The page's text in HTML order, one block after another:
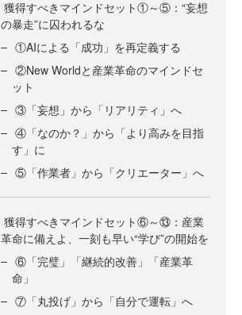
獲得すべきマインドセット①～⑤：“妄想
の暴走”に囚われるな
①AIによる「成功」を再定義する
②New Worldと産業革命のマインドセ
ット
③「妄想」から「リアリティ」へ
④「なのか？」から「より高みを目指
す」に
⑤「作業者」から「クリエーター」へ
獲得すべきマインドセット⑥～⑬：産業
革命に備えよ、一刻も早い“学び”の開始を
⑥「完璧」「継続的改善」「産業革
命」
⑦「丸投げ」から「自分で運転」へ